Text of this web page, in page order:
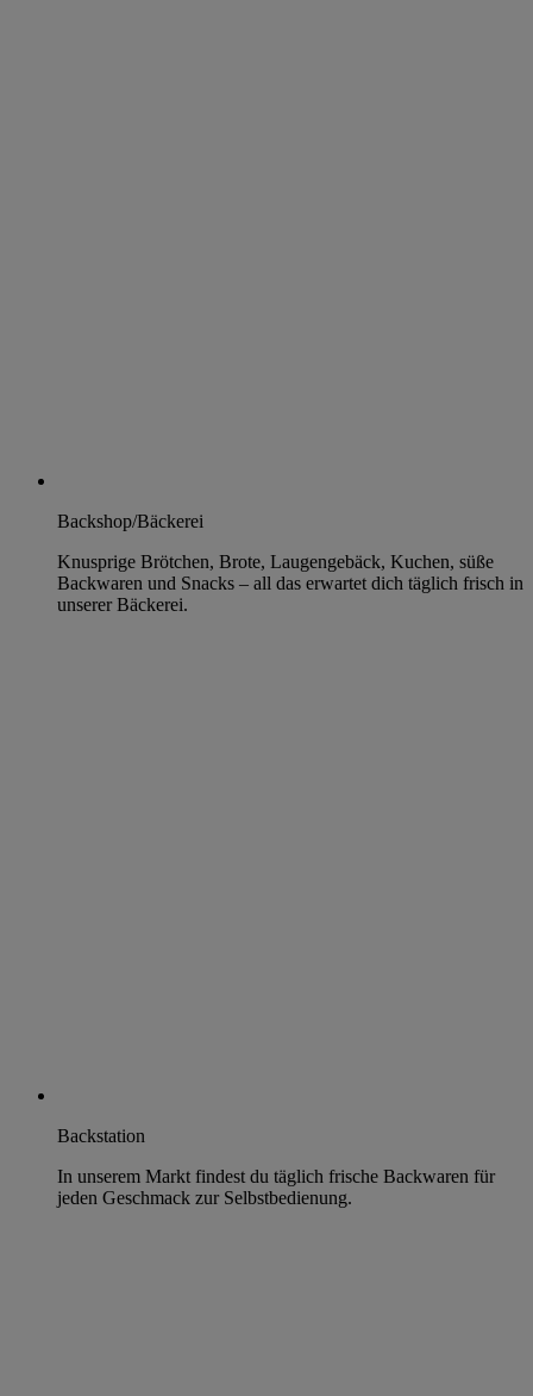
Backshop/Bäckerei
Knusprige Brötchen, Brote, Laugengebäck, Kuchen, süße
Backwaren und Snacks – all das erwartet dich täglich frisch in
unserer Bäckerei.
Backstation
In unserem Markt findest du täglich frische Backwaren für
jeden Geschmack zur Selbstbedienung.